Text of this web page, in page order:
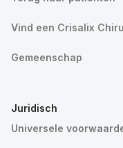
Vind een Crisalix
Gemeenschap
Juridisch
Universele